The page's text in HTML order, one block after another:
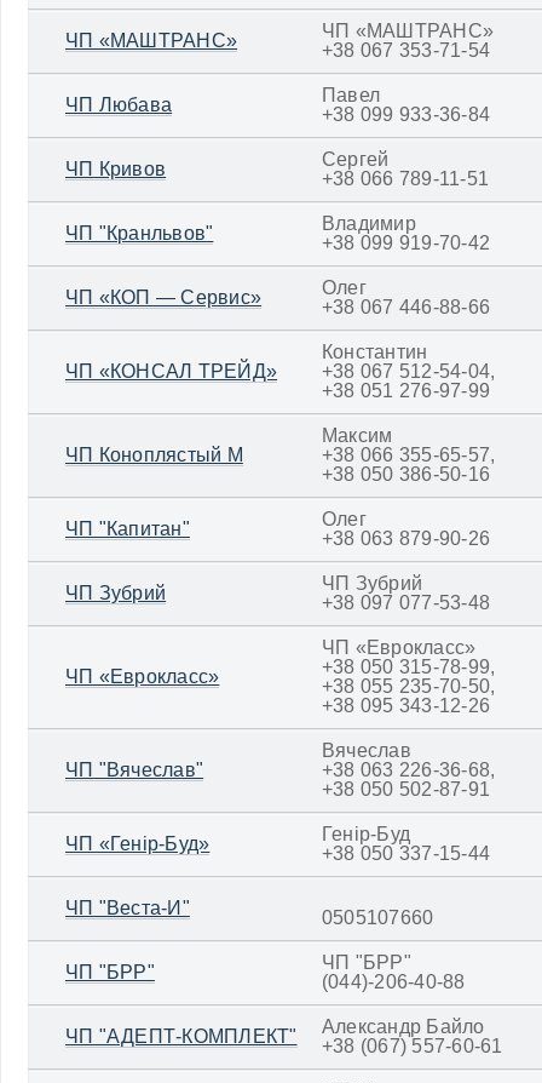
ЧП «МАШТРАНС»
ЧП «МАШТРАНС»
+38 067 353-71-54
ЧП Любава
Павел
+38 099 933-36-84
ЧП Кривов
Сергей
+38 066 789-11-51
ЧП "Кранльвов"
Владимир
+38 099 919-70-42
ЧП «КОП — Сервис»
Олег
+38 067 446-88-66
ЧП «КОНСАЛ ТРЕЙД»
Константин
+38 067 512-54-04,
+38 051 276-97-99
ЧП Коноплястый М
Максим
+38 066 355-65-57,
+38 050 386-50-16
ЧП "Капитан"
Олег
+38 063 879-90-26
ЧП Зубрий
ЧП Зубрий
+38 097 077-53-48
ЧП «Еврокласс»
ЧП «Еврокласс»
+38 050 315-78-99,
+38 055 235-70-50,
+38 095 343-12-26
ЧП "Вячеслав"
Вячеслав
+38 063 226-36-68,
+38 050 502-87-91
ЧП «Генір-Буд»
Генір-Буд
+38 050 337-15-44
ЧП "Веста-И" 0505107660
ЧП "БРР"
ЧП "БРР"
(044)-206-40-88
ЧП "АДЕПТ-КОМПЛЕКТ"
Александр Байло
+38 (067) 557-60-61